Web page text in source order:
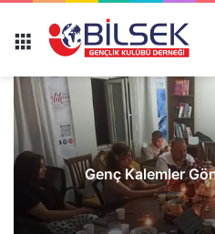
Genç Kalemler